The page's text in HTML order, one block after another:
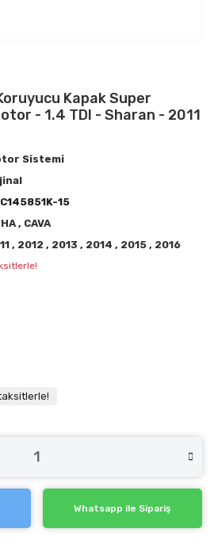
Kapak Super
- 1.4 TDI - Sharan - 2011
Sistemi
15
, CAVA
, 2012, 2013, 2014, 2015, 2016
Whatsapp ile Sipariş